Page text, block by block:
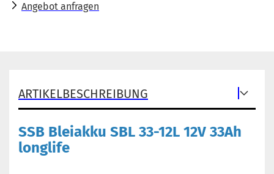
Angebot anfragen
ARTIKELBESCHREIBUNG
SSB Bleiakku SBL 33-12L 12V 33Ah
longlife